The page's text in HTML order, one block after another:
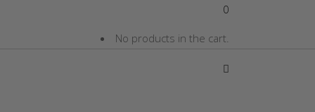
0
No products in the cart.